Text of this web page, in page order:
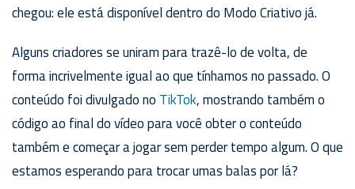
chegou: ele está disponível dentro do Modo Criativo já.
Alguns criadores se uniram para trazê-lo de volta, de
forma incrivelmente igual ao que tínhamos no passado. O
conteúdo foi divulgado no TikTok, mostrando também o
código ao final do vídeo para você obter o conteúdo
também e começar a jogar sem perder tempo algum. O que
estamos esperando para trocar umas balas por lá?